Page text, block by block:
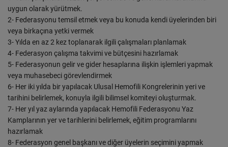
uygun olarak yürütmek.
2- Federasyonu temsil etmek veya bu konuda kendi üyelerinden biri
veya birkaçına yetki vermek
3- Yılda en az 2 kez toplanarak ilgili çalışmaları planlamak
4- Federasyon çalışma takvimi ve bütçesini hazırlamak
5- Federasyonun gelir ve gider hesaplarına ilişkin işlemleri yapmak
veya muhasebeci görevlendirmek
6- Her iki yılda bir yapılacak Ulusal Hemofili Kongrelerinin yeri ve
tarihini belirlemek, konuyla ilgili bilimsel komiteyi oluşturmak.
7- Her yıl yaz aylarında yapılacak Hemofili Federasyonu Yaz
Kamplarının yer ve tarihlerini belirlemek, eğitim programlarını
hazırlamak
8- Federasyon genel başkanı ve diğer üyelerin seçimini yapmak